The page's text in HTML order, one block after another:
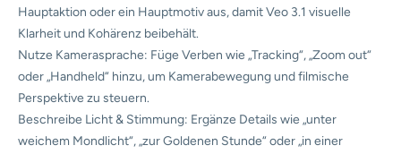
Hauptaktion oder ein Hauptmotiv aus, damit Veo 3.1 visuelle
Klarheit und Kohärenz beibehält.
Nutze Kamerasprache: Füge Verben wie „Tracking“, „Zoom out“
oder „Handheld“ hinzu, um Kamerabewegung und filmische
Perspektive zu steuern.
Beschreibe Licht & Stimmung: Ergänze Details wie „unter
weichem Mondlicht“, „zur Goldenen Stunde“ oder „in einer